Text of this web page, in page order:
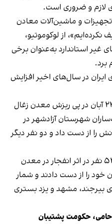
لازم و ضروری است.
تجهیزات و ماشین‌آلات معادن
از لوکوموتیو،
استاندارد به‌عنوان برخی
برد.
در سال‌های اخیرافزایش
ریزش معدن زغال
شهرستان آزادشهر در
را از دست داد و دو نفر دیگر
شامگاه ۳۱ شهریور‌ امسال نیز ۵۳ نفر در اثر انفجار در معدن
را از دست دادند و شمار
بیرجند، مشهد و یزدبستری
حکومت پشتیبان